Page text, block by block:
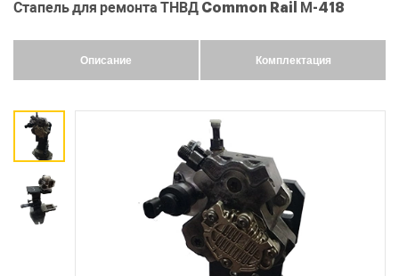
0
+375 44
+375 17
+375 29
Стапель для ремонта ТНВД Common Rail М-418
Описание Комплектация